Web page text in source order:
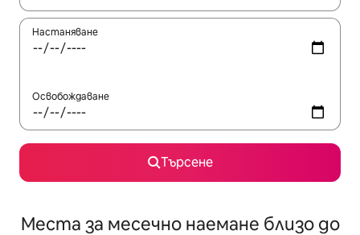
Настаняване
Освобождаване
Търсене
Места за месечно наемане близо до